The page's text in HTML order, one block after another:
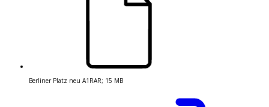
Berliner Platz neu A1 RAR; 15 MB